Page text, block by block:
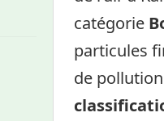
catégorie
particules
de